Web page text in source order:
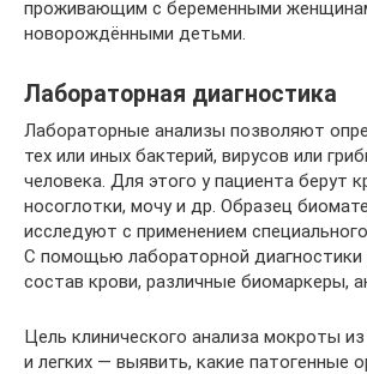
проживающим с беременными
новорождёнными детьми.
Лабораторная диагностика
Лабораторные анализы позволяют
тех или иных бактерий, вирусов или
человека. Для этого у пациента берут
носоглотки, мочу и др. Образец
исследуют с применением
С помощью лабораторной
состав крови, различные биомаркеры,
Цель клинического анализа мокроты
и легких — выявить, какие патогенные